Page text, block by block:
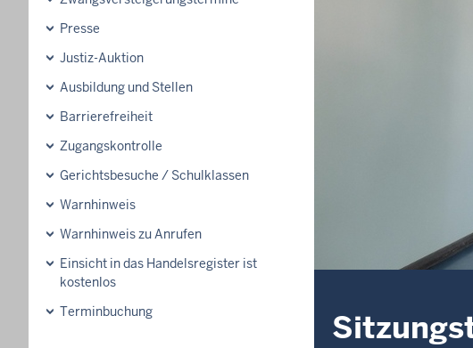
Presse
Justiz-Auktion
Ausbildung und Stellen
Barrierefreiheit
Zugangskontrolle
Gerichtsbesuche / Schulklassen
Warnhinweis
Warnhinweis zu Anrufen
Einsicht in das Handelsregister ist
kostenlos
Terminbuchung